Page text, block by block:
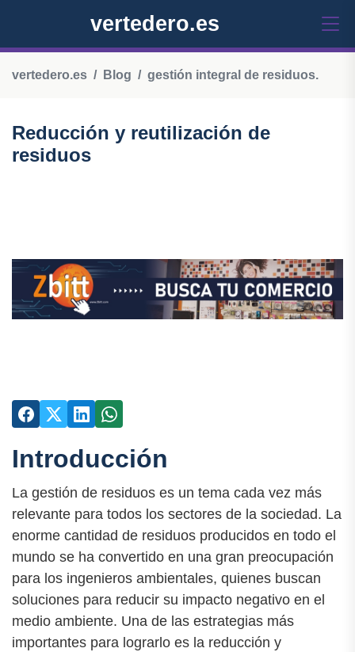
vertedero.es
vertedero.es Blog gestión integral de residuos.
Reducción y reutilización de
residuos
Introducción
La gestión de residuos es un tema cada vez más
relevante para todos los sectores de la sociedad. La
enorme cantidad de residuos producidos en todo el
mundo se ha convertido en una gran preocupación
para los ingenieros ambientales, quienes buscan
soluciones para reducir su impacto negativo en el
medio ambiente. Una de las estrategias más
importantes para lograrlo es la reducción y